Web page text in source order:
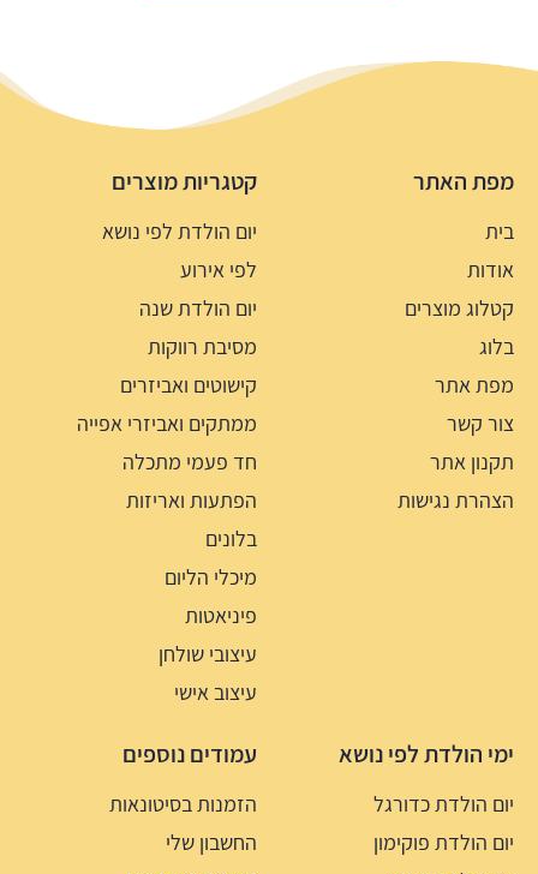
מפת האתר
בית
אודות
קטלוג מוצרים
בלוג
מפת אתר
צור קשר
תקנון אתר
הצהרת נגישות
קטגריות מוצרים
יום הולדת לפי נושא
לפי אירוע
יום הולדת שנה
מסיבת רווקות
קישוטים ואביזרים
ממתקים ואביזרי אפייה
חד פעמי מתכלה
הפתעות ואריזות
בלונים
מיכלי הליום
פיניאטות
עיצובי שולחן
עיצוב אישי
ימי הולדת לפי נושא
יום הולדת כדורגל
יום הולדת פוקימון
עמודים נוספים
הזמנות בסיטונאות
החשבון שלי